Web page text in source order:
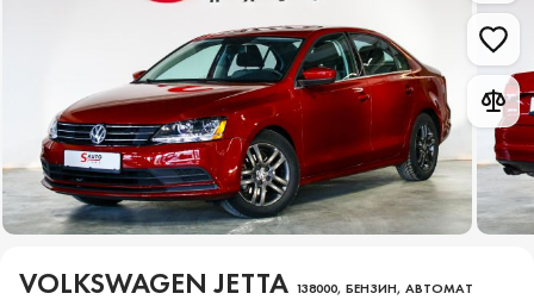
VOLKSWAGEN JETTA 138000, БЕНЗИН, АВТОМАТ